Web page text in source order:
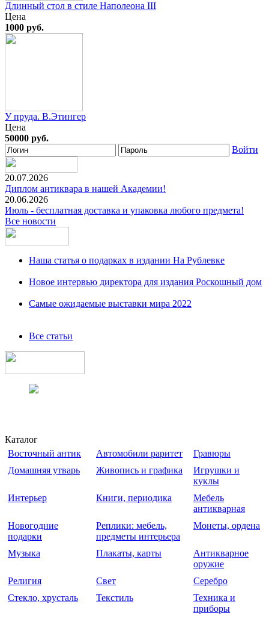
Длинный стол в стиле Наполеона III
Цена
1000 руб.
У пруда. В.Этингер
Цена
50000 руб.
Войти
20.07.2026
Диплом антиквара в нашей Академии!
20.06.2026
Июль - бесплатная доставка и упаковка любого предмета!
Все новости
Наша статья о подарках в издании На Рублевке
Новое интервью директора для издания Роскошный дом
Самые ожидаемые выставки мира 2022
Все статьи
Каталог
Восточный антик
Автомобили раритет
Гравюры
Домашняя утварь
Живопись и графика
Игрушки и
куклы
Интерьер
Книги, периодика
Мебель
антикварная
Новогодние
подарки
Реплики: мебель,
предметы интерьера
Монеты, ордена
Музыка Плакаты, карты
Антикварное
оружие
Религия
Свет
Серебро
Стекло, хрусталь
Текстиль
Техника и
приборы